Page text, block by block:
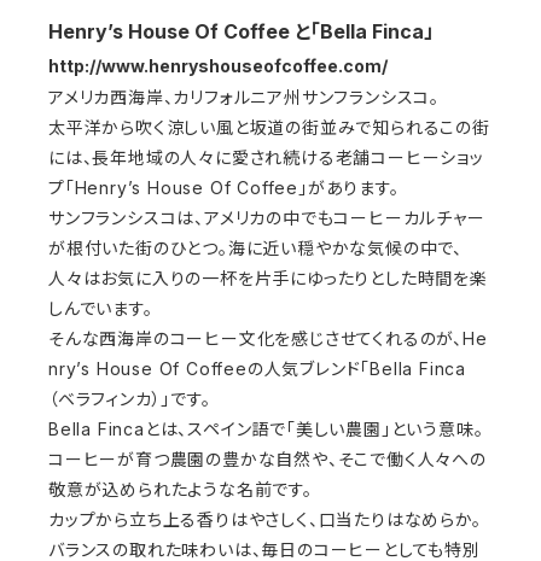
Henry’s House Of Coffee と「Bella Finca」
http://www.henryshouseofcoffee.com/
アメリカ西海岸、カリフォルニア州サンフランシスコ。
太平洋から吹く涼しい風と坂道の街並みで知られるこの街
には、長年地域の人々に愛され続ける老舗コーヒーショッ
プ「Henry’s House Of Coffee」があります。
サンフランシスコは、アメリカの中でもコーヒーカルチャー
が根付いた街のひとつ。海に近い穏やかな気候の中で、
人々はお気に入りの一杯を片手にゆったりとした時間を楽
しんでいます。
そんな西海岸のコーヒー文化を感じさせてくれるのが、He
nry’s House Of Coffeeの人気ブレンド「Bella Finca
（ベラフィンカ）」です。
Bella Fincaとは、スペイン語で「美しい農園」という意味。
コーヒーが育つ農園の豊かな自然や、そこで働く人々への
敬意が込められたような名前です。
カップから立ち上る香りはやさしく、口当たりはなめらか。
バランスの取れた味わいは、毎日のコーヒーとしても特別